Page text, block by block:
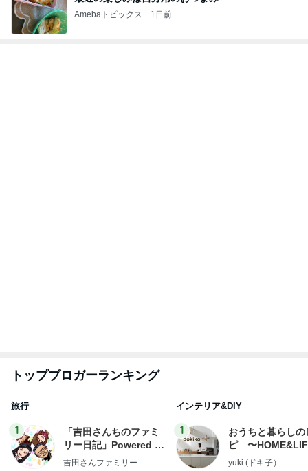
Amebaトピックス 1日前
トップブロガーランキング
旅行
1
「吉田さんちのファミ
リー日記」Powered b
y Ameba 吉田さんファ
吉田さんファミリー
インテリア&DIY
1
おうちと暮らしの
ピ 〜
yuki (ドキ子）